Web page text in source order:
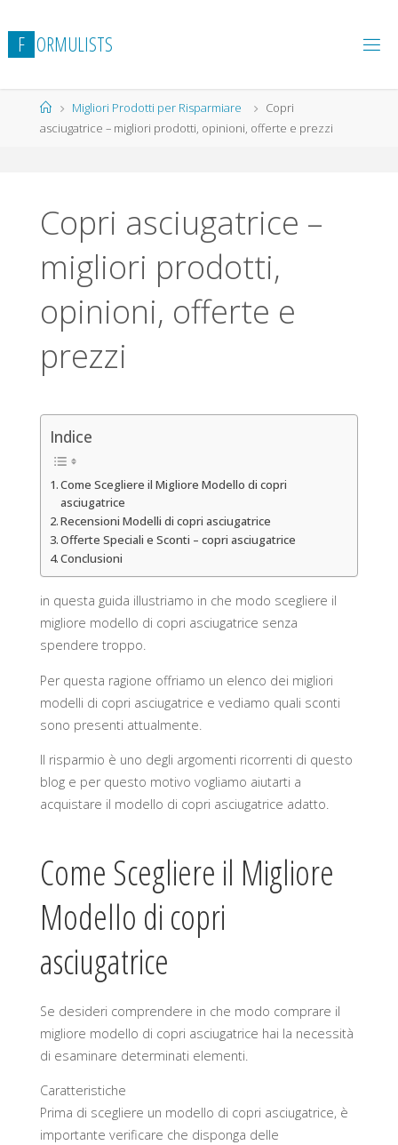
al
contenuto
F ORMULISTS
HomeMigliori Prodotti per Risparmiare
Copri
asciugatrice – migliori prodotti, opinioni, offerte e prezzi
Copri asciugatrice –
migliori prodotti,
opinioni, offerte e
prezzi
Indice
Come Scegliere il Migliore Modello di copri
asciugatrice
Recensioni Modelli di copri asciugatrice
Offerte Speciali e Sconti – copri asciugatrice
Conclusioni
in questa guida illustriamo in che modo scegliere il
migliore modello di copri asciugatrice senza
spendere troppo.
Per questa ragione offriamo un elenco dei migliori
modelli di copri asciugatrice e vediamo quali sconti
sono presenti attualmente.
Il risparmio è uno degli argomenti ricorrenti di questo
blog e per questo motivo vogliamo aiutarti a
acquistare il modello di copri asciugatrice adatto.
Come Scegliere il Migliore
Modello di copri
asciugatrice
Se desideri comprendere in che modo comprare il
migliore modello di copri asciugatrice hai la necessità
di esaminare determinati elementi.
Caratteristiche
Prima di scegliere un modello di copri asciugatrice, è
importante verificare che disponga delle